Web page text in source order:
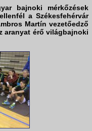
bajnoki mérkőzések
a Székesfehérvár
Martín vezetőedző
aranyat érő világbajnoki